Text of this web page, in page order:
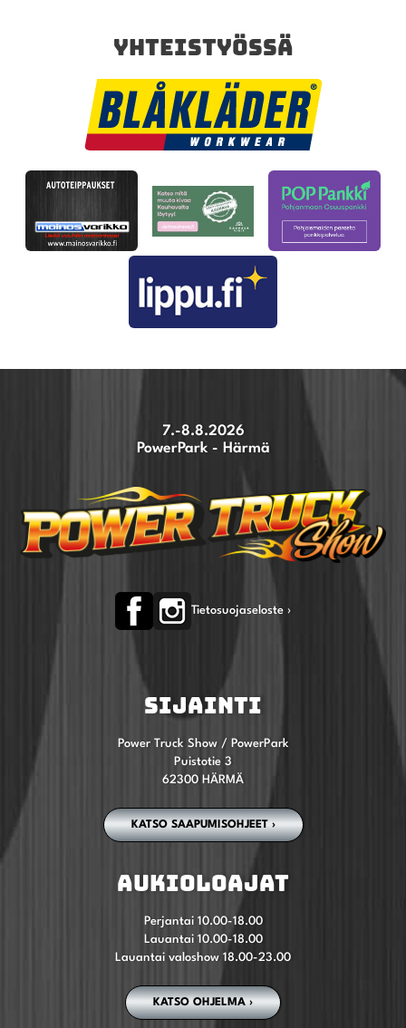
YHTEISTYÖSSÄ
7.-8.8.2026
PowerPark - Härmä
Tietosuojaseloste ›
SIJAINTI
Power Truck Show / PowerPark
Puistotie 3
62300 HÄRMÄ
KATSO SAAPUMISOHJEET ›
AUKIOLOAJAT
Perjantai 10.00-18.00
Lauantai 10.00-18.00
Lauantai valoshow 18.00-23.00
KATSO OHJELMA ›